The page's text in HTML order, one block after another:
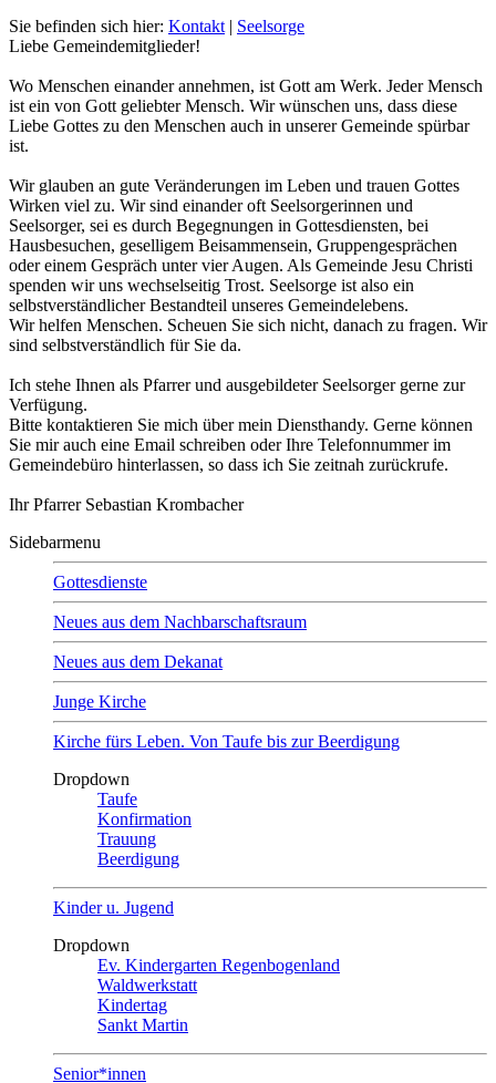
Sie befinden sich hier: Kontakt | Seelsorge
Liebe Gemeindemitglieder!
Wo Menschen einander annehmen, ist Gott am Werk. Jeder Mensch
ist ein von Gott geliebter Mensch. Wir wünschen uns, dass diese
Liebe Gottes zu den Menschen auch in unserer Gemeinde spürbar
ist.
Wir glauben an gute Veränderungen im Leben und trauen Gottes
Wirken viel zu. Wir sind einander oft Seelsorgerinnen und
Seelsorger, sei es durch Begegnungen in Gottesdiensten, bei
Hausbesuchen, geselligem Beisammensein, Gruppengesprächen
oder einem Gespräch unter vier Augen. Als Gemeinde Jesu Christi
spenden wir uns wechselseitig Trost. Seelsorge ist also ein
selbstverständlicher Bestandteil unseres Gemeindelebens.
Wir helfen Menschen. Scheuen Sie sich nicht, danach zu fragen. Wir
sind selbstverständlich für Sie da.
Ich stehe Ihnen als Pfarrer und ausgebildeter Seelsorger gerne zur
Verfügung.
Bitte kontaktieren Sie mich über mein Diensthandy. Gerne können
Sie mir auch eine Email schreiben oder Ihre Telefonnummer im
Gemeindebüro hinterlassen, so dass ich Sie zeitnah zurückrufe.
Ihr Pfarrer Sebastian Krombacher
Sidebarmenu
Gottesdienste
Neues aus dem Nachbarschaftsraum
Neues aus dem Dekanat
Junge Kirche
Kirche fürs Leben. Von Taufe bis zur Beerdigung
Dropdown
Taufe
Konfirmation
Trauung
Beerdigung
Kinder u. Jugend
Dropdown
Ev. Kindergarten Regenbogenland
Waldwerkstatt
Kindertag
Sankt Martin
Senior*innen